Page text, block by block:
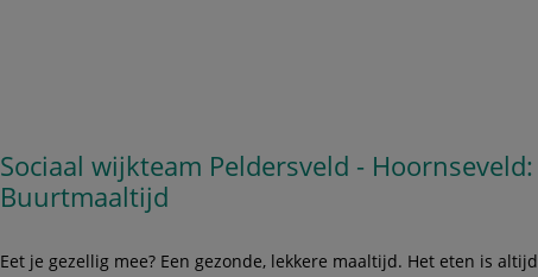
Sociaal wijkteam Peldersveld - Hoornseveld:
Buurtmaaltijd
Eet je gezellig mee? Een gezonde, lekkere maaltijd. Het eten is altijd